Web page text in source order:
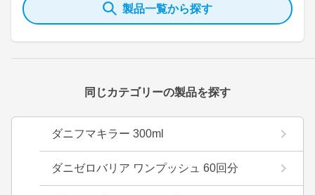
製品一覧から探す
同じカテゴリーの製品を探す
ダニフマキラー 300ml
ダニゼロバリア ワンプッシュ 60回分